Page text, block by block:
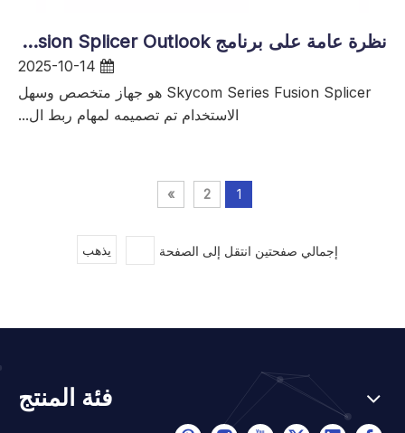
نظرة عامة على برنامج Skycom Series Fusion Splicer Outlook
Skycom Series Fusion Splicer هو جهاز متخصص وسهل
الاستخدام تم تصميمه لمهام ربط ال...
1
2
»
إجمالي صفحتين انتقل إلى الصفحة يذهب
فئة المنتج